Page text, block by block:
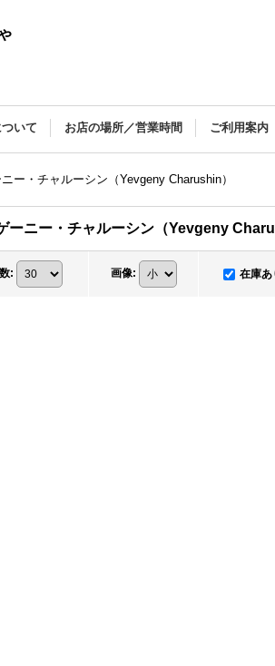
いて お店の場所／営業時間 ご利用案内
ー・チャルーシン（Yevgeny Charushin）
ーニー・チャルーシン（Yevgeny
: 画像: 在庫あ